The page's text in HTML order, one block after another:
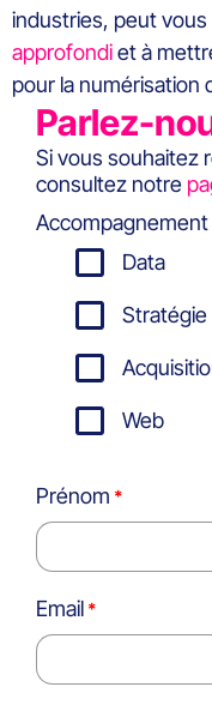
industries, peut vous
approfondiet à
pour la numérisation
Parlez-
Si vous souhaitez
consultez notre
Data
Stratégie
Web
Prénom
Email